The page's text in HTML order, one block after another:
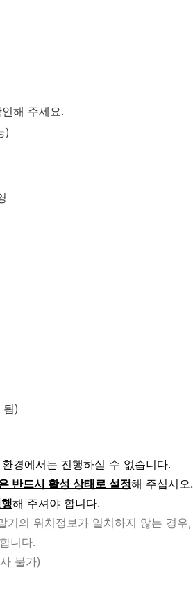
해 주세요.
)
)
경에서는 진행하실 수 없습니다.
반드시 활성 상태로 설정해 주십시오.
해 주셔야 합니다.
기의 위치정보가 일치하지 않는 경우,
니다.
불가)